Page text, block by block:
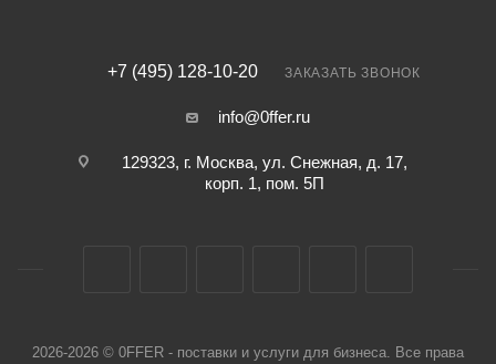
+7 (495) 128-10-20 ЗАКАЗАТЬ ЗВОНОК
info@0ffer.ru
129323, г. Москва, ул. Снежная, д. 17,
корп. 1, пом. 5П
2026-2026 © 0FFER - поставки и услуги для бизнеса. Все права